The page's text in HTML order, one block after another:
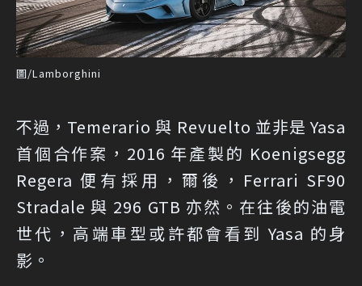
圖/Lamborghini
不過，Temerario 與 Revuelto 並非是 Yasa
首個合作案，2016 年產製的 Koenigsegg
Regera 便有採用，爾後，Ferrari SF90
Stradale 與 296 GTB 亦然。在往後的油電
世代，高端車型或許都會看到 Yasa 的身
影。